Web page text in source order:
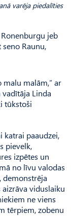
varēja piedalīties
jeb
Raunu,
malu malām,” ar
Linda
tūkstoši
katrai paaudzei,
pievelk,
izpētes un
no līvu valodas
demonstrēja
viduslaiku
ne viens
tērpiem, zobenu